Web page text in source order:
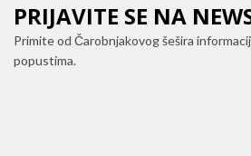
PRIJAVITE SE NA
Primite od Čarobnjakovog šešira
popustima.